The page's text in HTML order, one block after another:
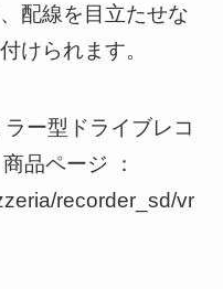
配線を目立たせな
けられます。
ー型ドライブレコ
品ページ ：
recorder_sd/vr